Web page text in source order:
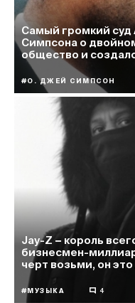
Самый громкий
Симпсона о
общество и
#О. ДЖЕЙ СИМПСОН
Jay-Z − король
бизнесмен-
черт возьми, он
#МУЗЫКА 4